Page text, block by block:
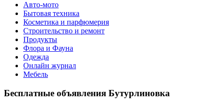
Авто-мото
Бытовая техника
Косметика и парфюмерия
Строительство и ремонт
Продукты
Флора и Фауна
Одежда
Онлайн журнал
Мебель
Бесплатные объявления Бутурлиновка